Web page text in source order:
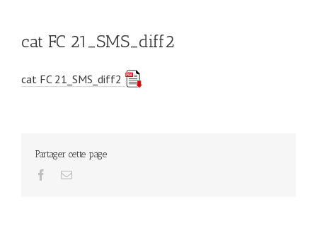
cat FC 21_SMS_diff2
cat FC 21_SMS_diff2
Partager cette page